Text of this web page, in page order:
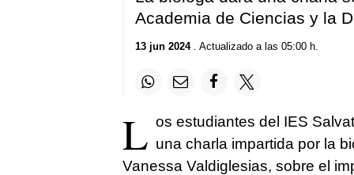
Academia de Ciencias y la
13 jun 2024. Actualizado a las 05:00 h.
L os estudiantes del IES
una charla impartida por la
Vanessa Valdiglesias, sobre el